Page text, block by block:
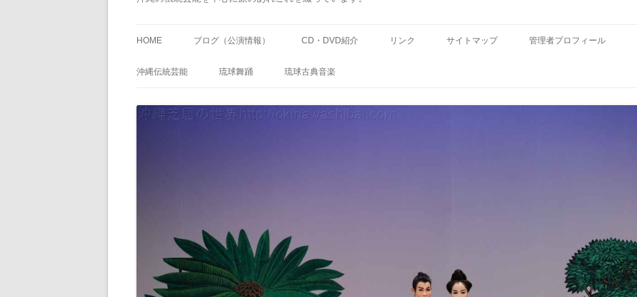
ン
ッ
HOME ブログ（公演情報） CD・DVD紹介 リンク サイトマップ 管理者プロフィール
沖縄伝統芸能 琉球舞踊 琉球古典音楽